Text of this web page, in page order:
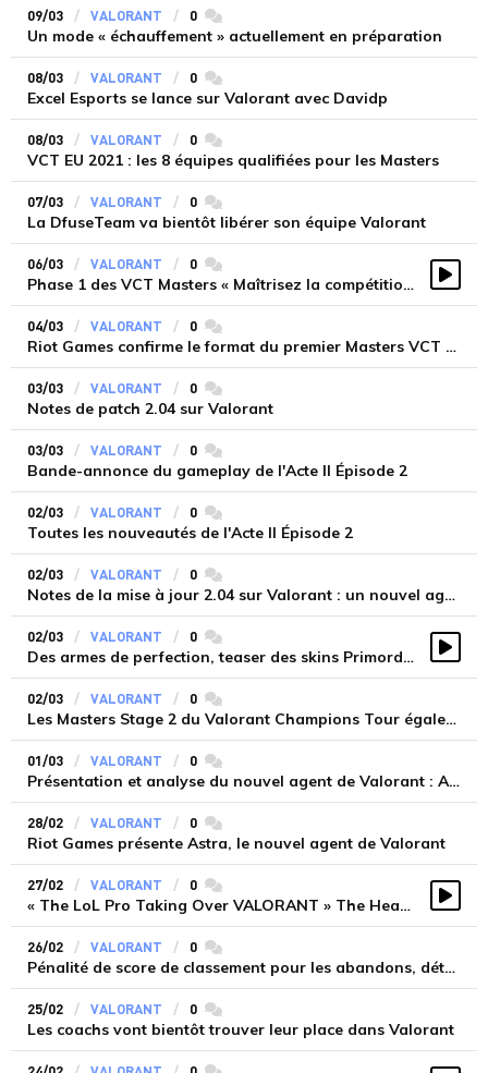
09/03 VALORANT 0 commentaires
Un mode « échauffement » actuellement en préparation
08/03 VALORANT 0 commentaires
Excel Esports se lance sur Valorant avec Davidp
08/03 VALORANT 0 commentaires
VCT EU 2021 : les 8 équipes qualifiées pour les Masters
07/03 VALORANT 0 commentaires
La DfuseTeam va bientôt libérer son équipe Valorant
06/03 VALORANT 0 commentaires
Phase 1 des VCT Masters « Maîtrisez la compétition »
04/03 VALORANT 0 commentaires
Riot Games confirme le format du premier Masters VCT EU
03/03 VALORANT 0 commentaires
Notes de patch 2.04 sur Valorant
03/03 VALORANT 0 commentaires
Bande-annonce du gameplay de l'Acte II Épisode 2
02/03 VALORANT 0 commentaires
Toutes les nouveautés de l'Acte II Épisode 2
02/03 VALORANT 0 commentaires
Notes de la mise à jour 2.04 sur Valorant : un nouvel agent, Astra
02/03 VALORANT 0 commentaires
Des armes de perfection, teaser des skins Primordial 2.0
02/03 VALORANT 0 commentaires
Les Masters Stage 2 du Valorant Champions Tour également en Islande
01/03 VALORANT 0 commentaires
Présentation et analyse du nouvel agent de Valorant : Astra
28/02 VALORANT 0 commentaires
Riot Games présente Astra, le nouvel agent de Valorant
27/02 VALORANT 0 commentaires
« The LoL Pro Taking Over VALORANT » The Headshot
26/02 VALORANT 0 commentaires
Pénalité de score de classement pour les abandons, détection des coups de couteau... Riot Games répond aux questions sur Valorant
25/02 VALORANT 0 commentaires
Les coachs vont bientôt trouver leur place dans Valorant